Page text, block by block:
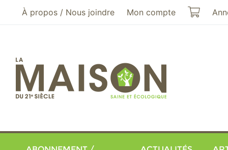
Aller au menu principal
Aller au contenu principal
À propos / Nous joindre Mon compte Mon